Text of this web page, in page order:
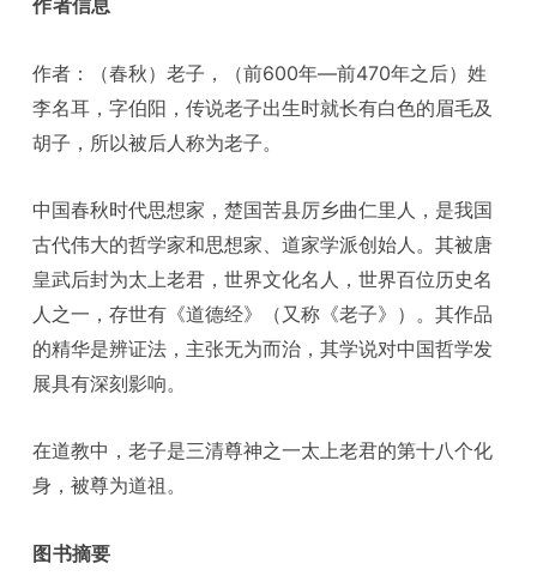
作者信息
作者：（春秋）老子，（前600年—前470年之后）姓
李名耳，字伯阳，传说老子出生时就长有白色的眉毛及
胡子，所以被后人称为老子。
中国春秋时代思想家，楚国苦县厉乡曲仁里人，是我国
古代伟大的哲学家和思想家、道家学派创始人。其被唐
皇武后封为太上老君，世界文化名人，世界百位历史名
人之一，存世有《道德经》（又称《老子》）。其作品
的精华是辨证法，主张无为而治，其学说对中国哲学发
展具有深刻影响。
在道教中，老子是三清尊神之一太上老君的第十八个化
身，被尊为道祖。
图书摘要